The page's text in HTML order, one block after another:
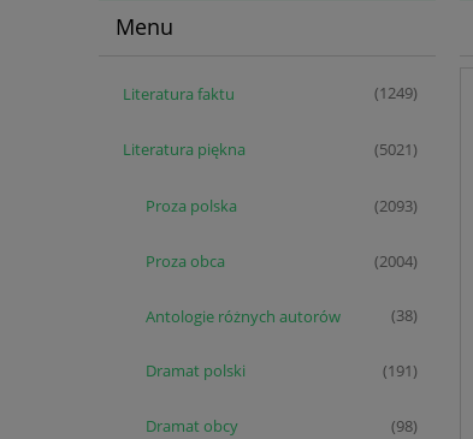
Menu
Literatura faktu (1249)
Literatura piękna (5021)
Proza polska (2093)
Proza obca (2004)
Antologie różnych autorów (38)
Dramat polski (191)
Dramat obcy (98)